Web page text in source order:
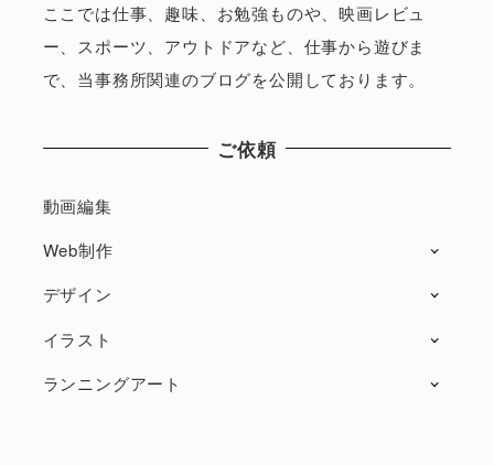
ここでは仕事、趣味、お勉強ものや、映画レビュ
ー、スポーツ、アウトドアなど、仕事から遊びま
で、当事務所関連のブログを公開しております。
ご依頼
動画編集
Web制作
デザイン
イラスト
ランニングアート